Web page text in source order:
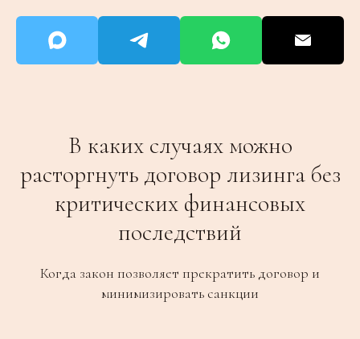
В каких случаях можно
расторгнуть договор лизинга без
критических финансовых
последствий
Когда закон позволяет прекратить договор и
минимизировать санкции